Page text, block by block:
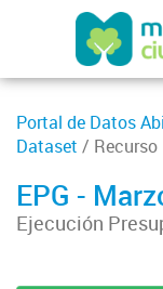
Portal de Datos
Dataset / Recurso
EPG -
Ejecución